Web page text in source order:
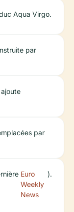
Aqua Virgo.
par
par
Euro
Weekly
News
).